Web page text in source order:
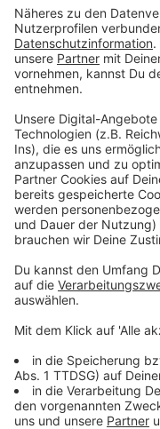
Markus Lewe ist
eine Ära geprägt
weiter gut und
werden.
(CDU-
oben rechts neben
Wer es schafft,
Amt der Stadt
unsere
Stärke war vor
unserer Stadt.